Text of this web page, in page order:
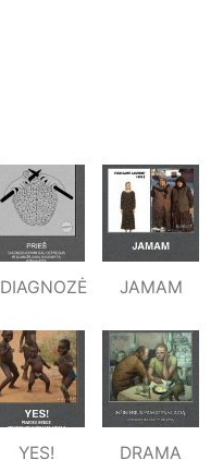
DIAGNOZĖ JAMAM
YES! DRAMA